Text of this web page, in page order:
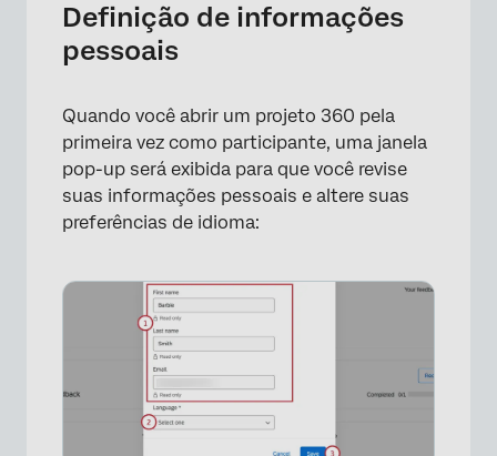
×
Definição de informações
pessoais
Quando você abrir um projeto 360 pela
primeira vez como participante, uma janela
pop-up será exibida para que você revise
suas informações pessoais e altere suas
preferências de idioma: